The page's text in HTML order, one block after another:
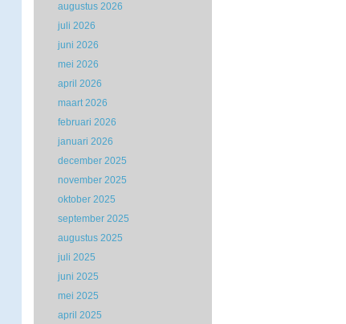
augustus 2026
juli 2026
juni 2026
mei 2026
april 2026
maart 2026
februari 2026
januari 2026
december 2025
november 2025
oktober 2025
september 2025
augustus 2025
juli 2025
juni 2025
mei 2025
april 2025